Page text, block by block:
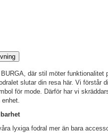
där stil möter
slutar din resa här. Vi förstår
för mode. Därför har vi
lyxiga fodral mer än bara